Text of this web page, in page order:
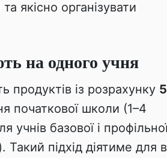
якісно організувати
на одного учня
продуктів із розрахунку
початкової школи (1–4
учнів базової і
Такий підхід діятиме для